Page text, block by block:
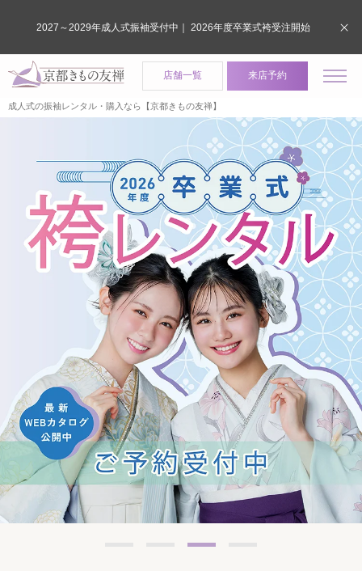
店舗一覧 来店予約
成人式の振袖レンタル・購入なら【京都きもの友禅】
2027～2029年成人式振袖受付中｜ 2026年度卒業式袴受注開始